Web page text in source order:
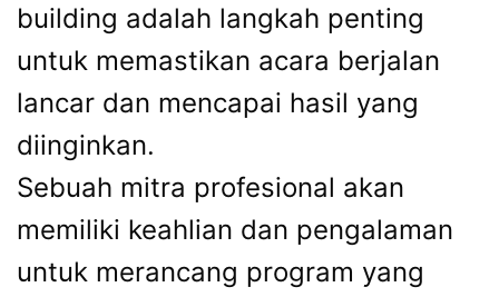
building adalah langkah penting
untuk memastikan acara berjalan
lancar dan mencapai hasil yang
diinginkan.
Sebuah mitra profesional akan
memiliki keahlian dan pengalaman
untuk merancang program yang